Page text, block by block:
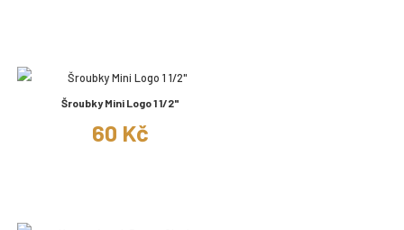
Šroubky Mini Logo 1 1/2"
60 Kč